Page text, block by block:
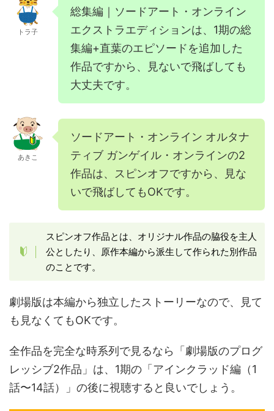
トラ子
総集編｜ソードアート・オンライン
エクストラエディションは、1期の総
集編+直葉のエピソードを追加した
作品ですから、見ないで飛ばしても
大丈夫です。
あきこ
ソードアート・オンライン オルタナ
ティブ ガンゲイル・オンラインの2
作品は、スピンオフですから、見な
いで飛ばしてもOKです。
スピンオフ作品とは、オリジナル作品の脇役を主人
公としたり、原作本編から派生して作られた別作品
のことです。
劇場版は本編から独立したストーリーなので、見て
も見なくてもOKです。
全作品を完全な時系列で見るなら「劇場版のプログ
レッシブ2作品」は、1期の「アインクラッド編（1
話〜14話）」の後に視聴すると良いでしょう。